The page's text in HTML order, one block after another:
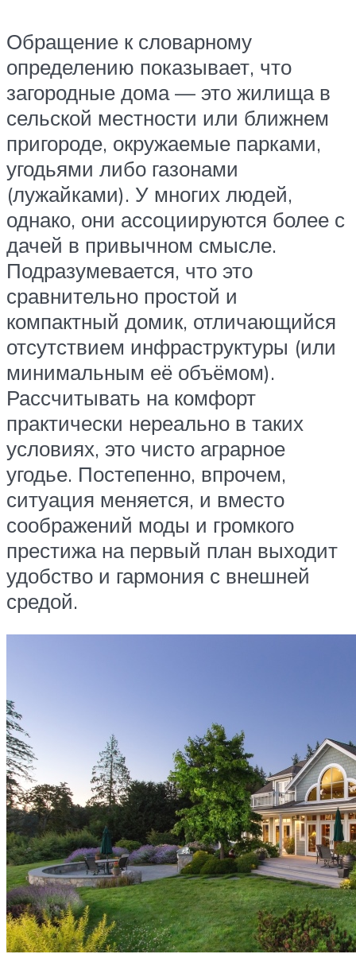
Обращение к словарному
определению показывает, что
загородные дома — это жилища в
сельской местности или ближнем
пригороде, окружаемые парками,
угодьями либо газонами
(лужайками). У многих людей,
однако, они ассоциируются более с
дачей в привычном смысле.
Подразумевается, что это
сравнительно простой и
компактный домик, отличающийся
отсутствием инфраструктуры (или
минимальным её объёмом).
Рассчитывать на комфорт
практически нереально в таких
условиях, это чисто аграрное
угодье. Постепенно, впрочем,
ситуация меняется, и вместо
соображений моды и громкого
престижа на первый план выходит
удобство и гармония с внешней
средой.